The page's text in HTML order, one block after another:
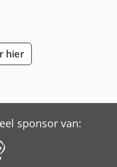
hier
sponsor van: